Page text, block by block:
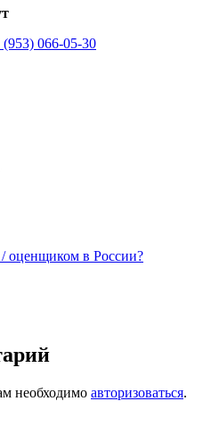
(953) 066-05-30
оценщиком в России?
необходимо авторизоваться.